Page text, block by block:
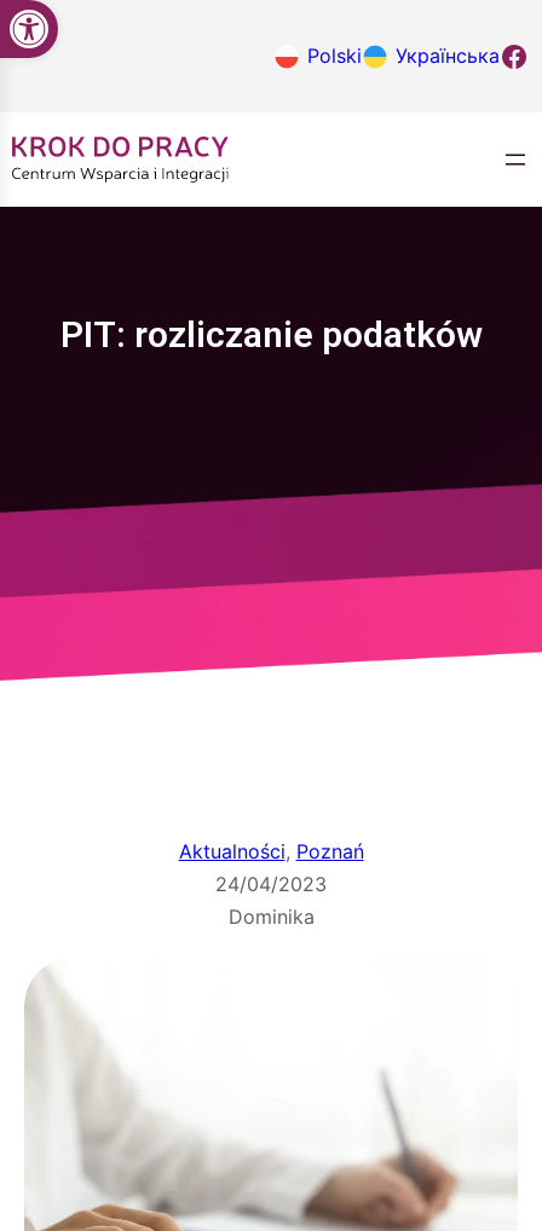
Przejdź
do
Polski УкраїнськаKrok
PIT: rozliczanie podatków
Dominika
24/04/2023
Aktualności, Poznań